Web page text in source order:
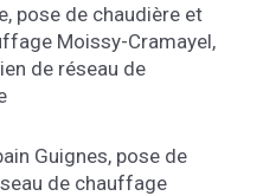
, pose de chaudière et
Moissy-Cramayel,
de réseau de
Guignes, pose de
de chauffage